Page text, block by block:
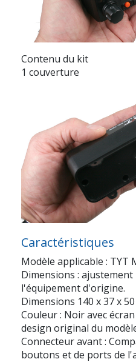
Contenu du kit
1 couverture
Caractéristiques
Modèle applicable : TYT
Dimensions :
l'équipement d'origine.
Dimensions 140 x 37 x
Couleur : Noir avec
design original du
Connecteur avant :
boutons et de ports de